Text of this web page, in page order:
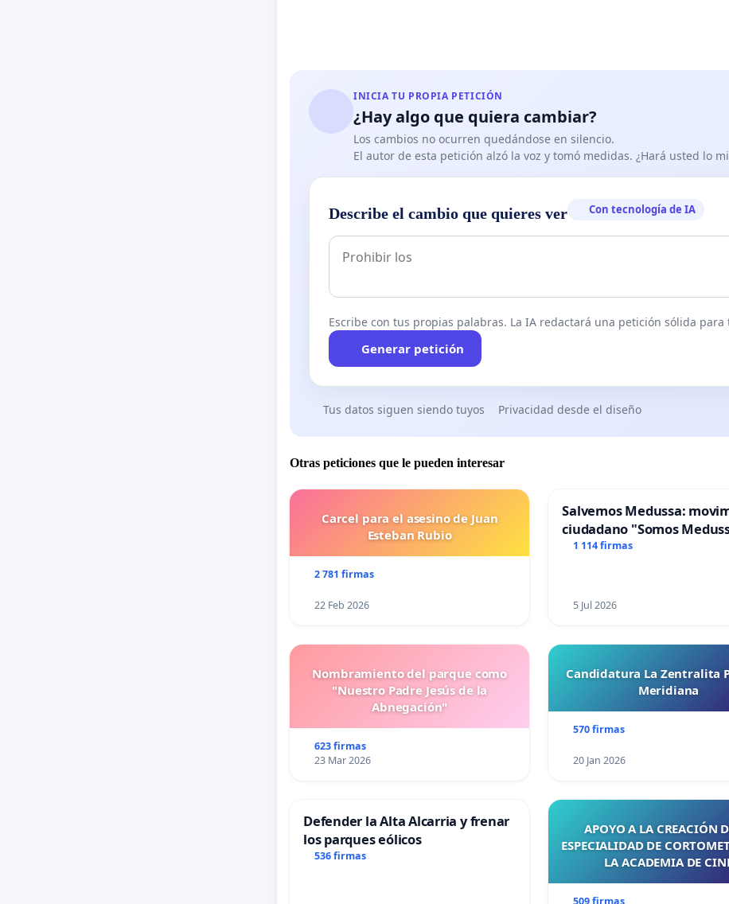
INICIA TU PROPIA PETICIÓN
¿Hay algo que quiera cambiar?
Los cambios no ocurren quedándose en silencio.
El autor de esta petición alzó la voz y tomó medidas. ¿Hará usted lo
Describe el cambio que quieres ver Con tecnología de IA
Escribe con tus propias palabras. La IA redactará una petición sólida para
Generar petición
Tus datos siguen siendo tuyos Privacidad desde el diseño
Otras peticiones que le pueden interesar
Carcel para el asesino de Juan
Esteban Rubio
2 781 firmas
22 Feb 2026
Salvemos Medussa:
ciudadano "Somos
1 114 firmas
5 Jul 2026
Nombramiento del parque como
"Nuestro Padre Jesús de la
Abnegación"
623 firmas
23 Mar 2026
Candidatura La Zentralita
Meridiana
570 firmas
20 Jan 2026
Defender la Alta Alcarria y frenar
los parques eólicos
536 firmas
APOYO A LA CREACIÓN
ESPECIALIDAD DE
LA ACADEMIA DE